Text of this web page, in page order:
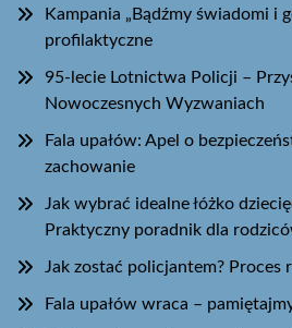
Kampania „Bądźmy świadomi i
profilaktyczne
95-lecie Lotnictwa Policji –
Nowoczesnych Wyzwaniach
Fala upałów: Apel o
zachowanie
Jak wybrać idealne łóżko
Praktyczny poradnik dla
Jak zostać policjantem?
Fala upałów wraca –